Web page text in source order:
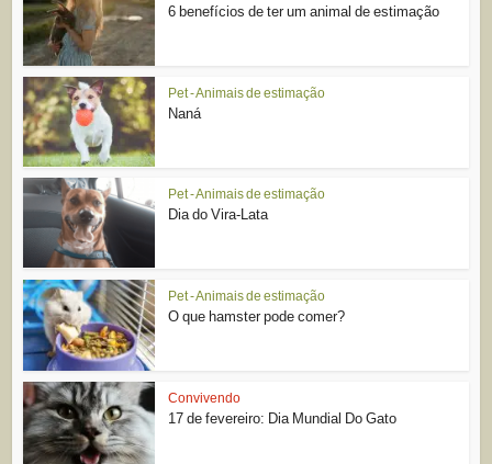
6 benefícios de ter um animal de estimação
Pet - Animais de estimação
Naná
Pet - Animais de estimação
Dia do Vira-Lata
Pet - Animais de estimação
O que hamster pode comer?
Convivendo
17 de fevereiro: Dia Mundial Do Gato